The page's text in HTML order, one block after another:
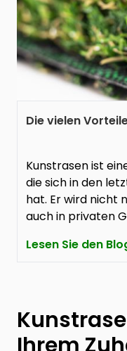
Die vielen
Kunstrasen ist
die sich in den
hat. Er wird nicht
auch in privaten
Gebäuden
Lesen Sie den